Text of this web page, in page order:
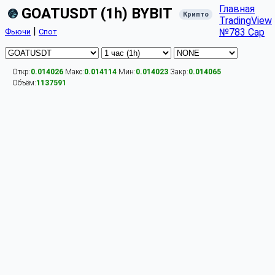
GOATUSDT (1h) BYBIT Крипто
Фьючи | Спот
Главная
TradingView
№783 Cap
Откр:0.014026 Макс:0.014114 Мин:0.014023 Закр:0.014065
Объём:1137591